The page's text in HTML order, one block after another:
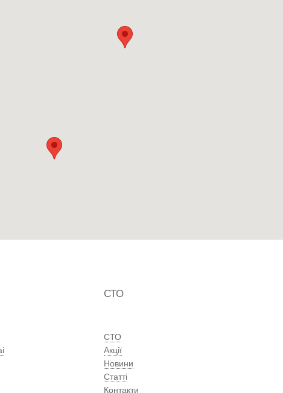
СТО
СТО
Акції
Новини
Статті
Контакти